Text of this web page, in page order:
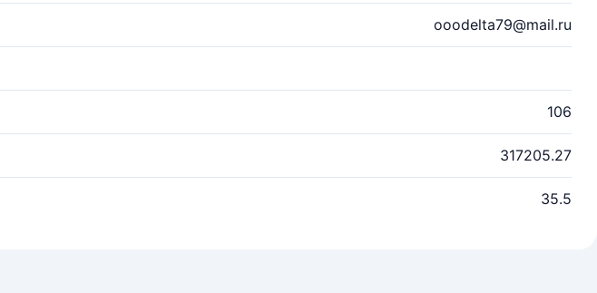
ooodelta79@mail.ru
106
317205.27
35.5